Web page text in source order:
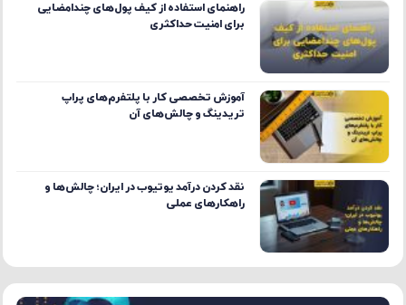
راهنمای استفاده از کیف پول‌های چندامضایی
برای امنیت حداکثری
آموزش تخصصی کار با پلتفرم‌های پراپ
تریدینگ و چالش‌های آن
نقد کردن درآمد یوتیوب در ایران؛ چالش‌ها و
راهکارهای عملی